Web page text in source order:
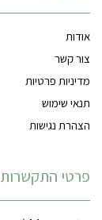
אודות
צור קשר
מדיניות פרטיות
תנאי שימוש
הצהרת נגישות
פרטי התקשרות